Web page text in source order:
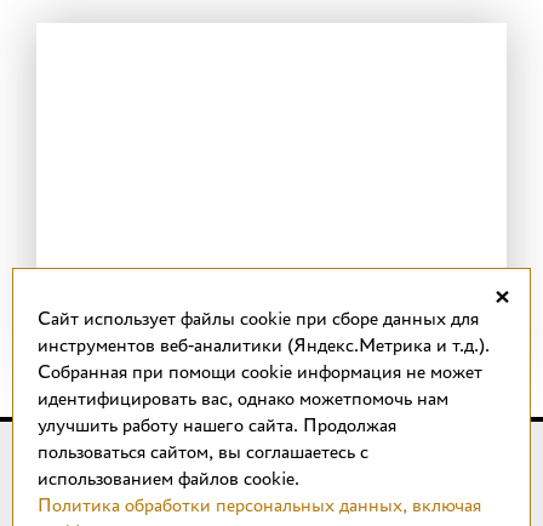
© 2018 – 2026 КОТТО design
Магазин качественной плитки, светильников, напольных
покрытий и сантехники.
×
Cайт использует файлы cookie при сборе данных для
инструментов веб-аналитики (Яндекс.Метрика и т.д.).
Собранная при помощи cookie информация не может
идентифицировать вас, однако можетпомочь нам
улучшить работу нашего сайта. Продолжая
пользоваться сайтом, вы соглашаетесь с
использованием файлов cookie.
Политика обработки персональных данных, включая